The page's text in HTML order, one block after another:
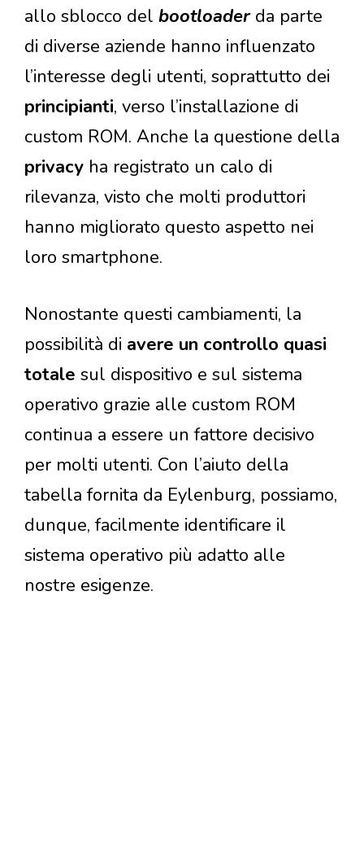
allo sblocco del bootloaderda parte
di diverse aziende hanno influenzato
l’interesse degli utenti, soprattutto dei
principianti, verso l’installazione di
custom ROM. Anche la questione della
privacy ha registrato un calo di
rilevanza, visto che molti produttori
hanno migliorato questo aspetto nei
loro smartphone.
Nonostante questi cambiamenti, la
possibilità di avere un controllo quasi
totale sul dispositivo e sul sistema
operativo grazie alle custom ROM
continua a essere un fattore decisivo
per molti utenti. Con l’aiuto della
tabella fornita da Eylenburg, possiamo,
dunque, facilmente identificare il
sistema operativo più adatto alle
nostre esigenze.